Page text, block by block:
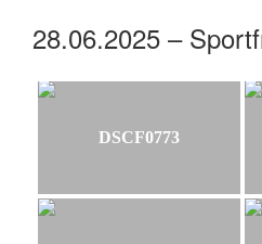
28.06.2025 –
DSCF0773